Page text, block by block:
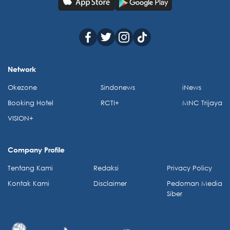
Network
Okezone
Booking Hotel
VISION+
Sindonews
RCTI+
iNews
MNC Trijaya
Company Profile
Tentang Kami
Kontak Kami
Redaksi
Disclaimer
Privacy Policy
Pedoman Media
Siber